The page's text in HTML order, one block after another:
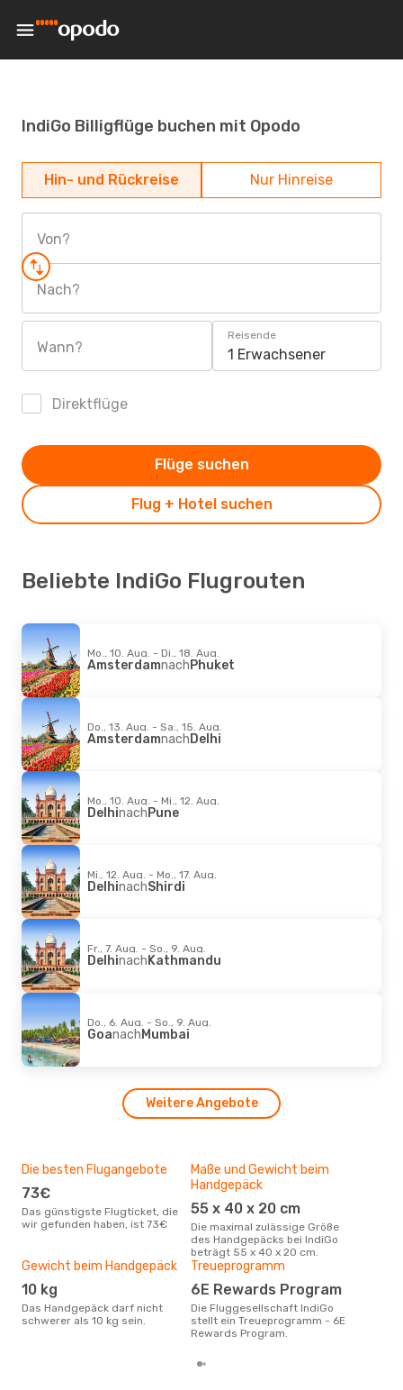
IndiGo Billigflüge buchen mit Opodo
Hin- und Rückreise Nur Hinreise
Von?
Nach?
Wann?
Reisende
1 Erwachsener
Direktflüge
Flug + Hotel suchen
Flüge suchen
Beliebte IndiGo Flugrouten
Mo., 10. Aug. - Di., 18. Aug.
AmsterdamnachPhuket
Do., 13. Aug. - Sa., 15. Aug.
AmsterdamnachDelhi
Mo., 10. Aug. - Mi., 12. Aug.
DelhinachPune
Mi., 12. Aug. - Mo., 17. Aug.
DelhinachShirdi
Fr., 7. Aug. - So., 9. Aug.
DelhinachKathmandu
Do., 6. Aug. - So., 9. Aug.
GoanachMumbai
Weitere Angebote
Die besten Flugangebote
73€
Das günstigste Flugticket, die
wir gefunden haben, ist 73€
Maße und Gewicht beim
Handgepäck
55 x 40 x 20 cm
Die maximal zulässige Größe
des Handgepäcks bei IndiGo
beträgt 55 x 40 x 20 cm.
Gewicht beim Handgepäck
10 kg
Das Handgepäck darf nicht
schwerer als 10 kg sein.
Treueprogramm
6E Rewards Program
Die Fluggesellschaft IndiGo
stellt ein Treueprogramm - 6E
Rewards Program.